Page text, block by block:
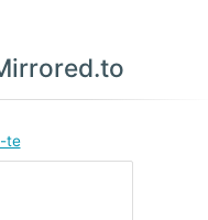
te